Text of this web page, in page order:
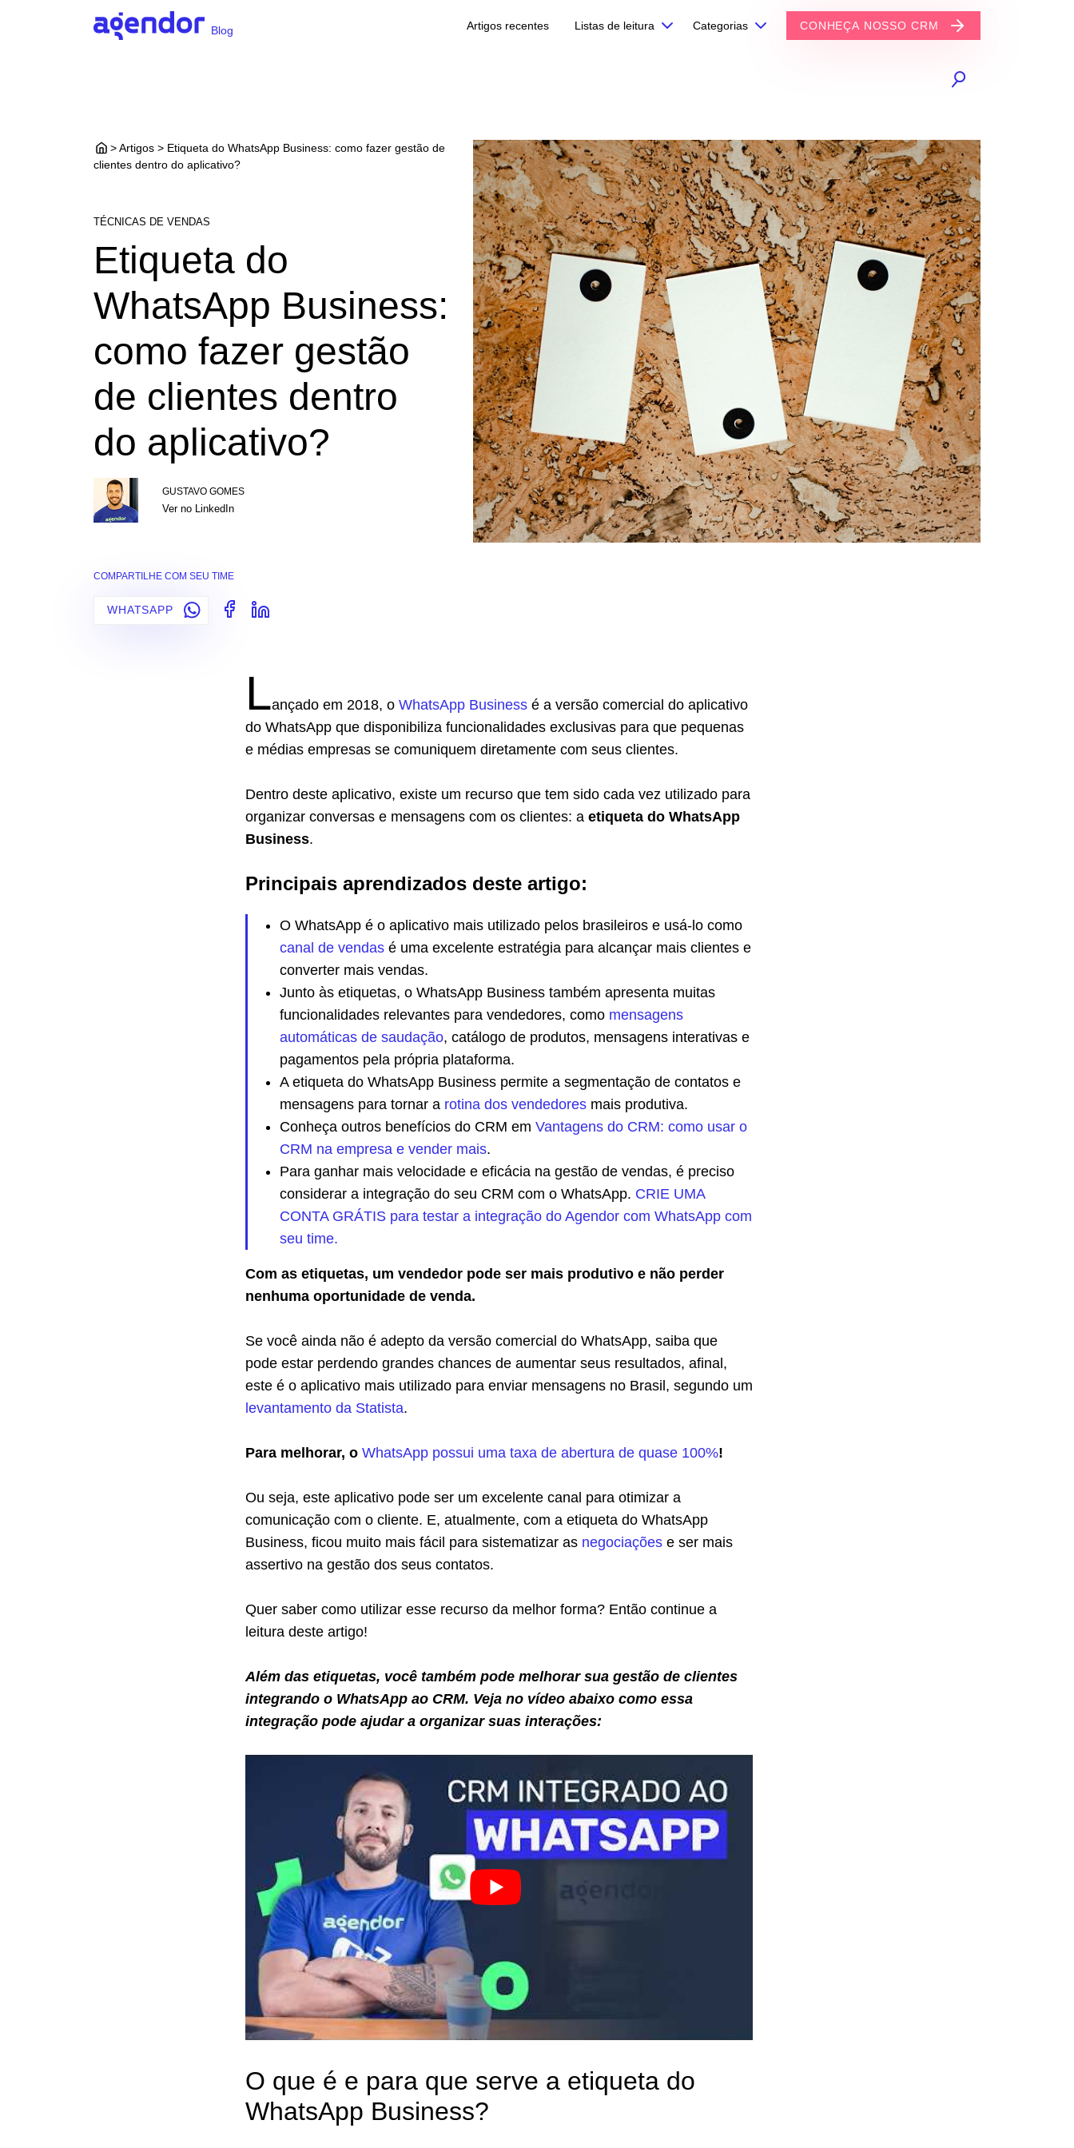
Blog Artigos recentes Listas de leitura Categorias CONHEÇA NOSSO CRM
> Artigos > Etiqueta do WhatsApp Business: como fazer gestão de
clientes dentro do aplicativo?
TÉCNICAS DE VENDAS
Etiqueta do
WhatsApp Business:
como fazer gestão
de clientes dentro
do aplicativo?
GUSTAVO GOMES
Ver no LinkedIn
COMPARTILHE COM SEU TIME
WHATSAPP
Lançado em 2018, o WhatsApp Business é a versão comercial do aplicativo
do WhatsApp que disponibiliza funcionalidades exclusivas para que pequenas
e médias empresas se comuniquem diretamente com seus clientes.
Dentro deste aplicativo, existe um recurso que tem sido cada vez utilizado para
organizar conversas e mensagens com os clientes: a etiqueta do WhatsApp
Business.
Principais aprendizados deste artigo:
O WhatsApp é o aplicativo mais utilizado pelos brasileiros e usá-lo como
canal de vendas é uma excelente estratégia para alcançar mais clientes e
converter mais vendas.
Junto às etiquetas, o WhatsApp Business também apresenta muitas
funcionalidades relevantes para vendedores, como mensagens
automáticas de saudação, catálogo de produtos, mensagens interativas e
pagamentos pela própria plataforma.
A etiqueta do WhatsApp Business permite a segmentação de contatos e
mensagens para tornar a rotina dos vendedores mais produtiva.
Conheça outros benefícios do CRM em Vantagens do CRM: como usar o
CRM na empresa e vender mais.
Para ganhar mais velocidade e eficácia na gestão de vendas, é preciso
considerar a integração do seu CRM com o WhatsApp. CRIE UMA
CONTA GRÁTIS para testar a integração do Agendor com WhatsApp com
seu time.
Com as etiquetas, um vendedor pode ser mais produtivo e não perder
nenhuma oportunidade de venda.
Se você ainda não é adepto da versão comercial do WhatsApp, saiba que
pode estar perdendo grandes chances de aumentar seus resultados, afinal,
este é o aplicativo mais utilizado para enviar mensagens no Brasil, segundo um
levantamento da Statista.
Para melhorar, o WhatsApp possui uma taxa de abertura de quase 100%!
Ou seja, este aplicativo pode ser um excelente canal para otimizar a
comunicação com o cliente. E, atualmente, com a etiqueta do WhatsApp
Business, ficou muito mais fácil para sistematizar as negociações e ser mais
assertivo na gestão dos seus contatos.
Quer saber como utilizar esse recurso da melhor forma? Então continue a
leitura deste artigo!
Além das etiquetas, você também pode melhorar sua gestão de clientes
integrando o WhatsApp ao CRM. Veja no vídeo abaixo como essa
integração pode ajudar a organizar suas interações:
O que é e para que serve a etiqueta do
WhatsApp Business?